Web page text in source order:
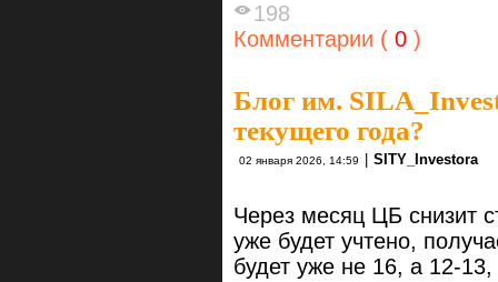
198
Комментарии ( 0 )
Блог им.
текущего года?
02 января 2026, 14:59 SITY_Investora
Через месяц ЦБ снизит
уже будет учтено,
будет уже не 16, а 12-